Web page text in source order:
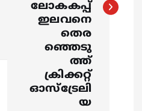
ലോകകപ്പ്
ഇലവനെ
തെര‍
ഞ്ഞെടു
ത്ത്
ക്രിക്കറ്റ്
ഓസ്ട്രേലി
യ